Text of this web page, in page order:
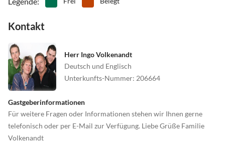
Kontakt
Herr Ingo Volkenandt
Deutsch und Englisch
Unterkunfts-Nummer: 206664
Gastgeberinformationen
Für weitere Fragen oder Informationen stehen wir Ihnen gerne
telefonisch oder per E-Mail zur Verfügung. Liebe Grüße Familie
Volkenandt